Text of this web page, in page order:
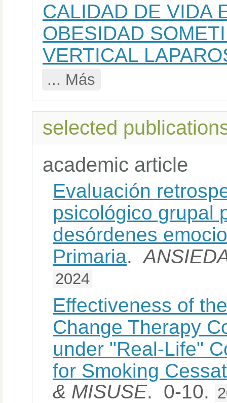
CALIDAD DE VIDA
OBESIDAD
VERTICAL
... Más
selected
academic article
Evaluación
psicológico grupal
desórdenes
Primaria.
2024
Effectiveness of
Change Therapy
under "Real-Life"
for Smoking
& MISUSE. 0-10.